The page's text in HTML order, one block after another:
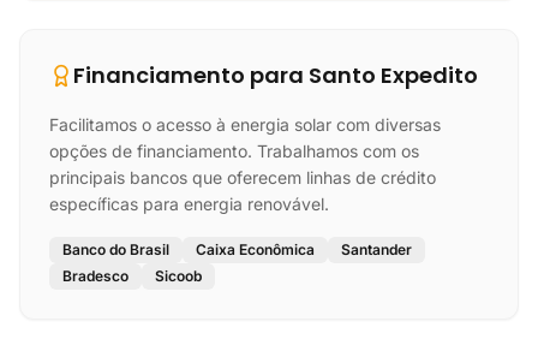
Financiamento para Santo Expedito
Facilitamos o acesso à energia solar com diversas
opções de financiamento. Trabalhamos com os
principais bancos que oferecem linhas de crédito
específicas para energia renovável.
Banco do Brasil Caixa Econômica
Santander
Bradesco
Sicoob